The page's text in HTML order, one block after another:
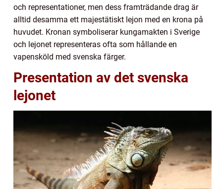
och representationer, men dess framträdande drag är
alltid desamma ett majestätiskt lejon med en krona på
huvudet. Kronan symboliserar kungamakten i Sverige
och lejonet representeras ofta som hållande en
vapensköld med svenska färger.
Presentation av det svenska
lejonet